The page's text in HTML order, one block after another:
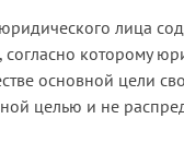
лица
которому
основной цели
целью и не